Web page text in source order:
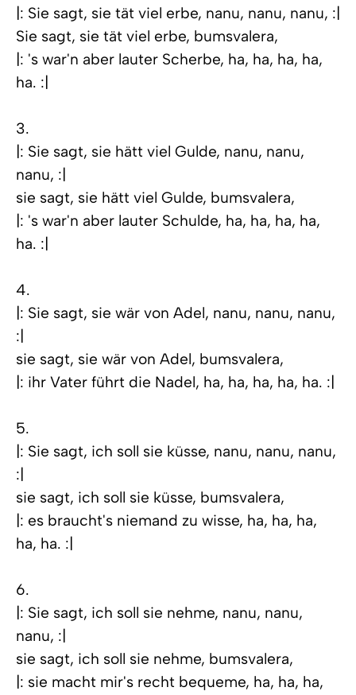
|: Sie sagt, sie tät viel erbe, nanu, nanu, nanu, :|
Sie sagt, sie tät viel erbe, bumsvalera,
|: 's war'n aber lauter Scherbe, ha, ha, ha, ha,
ha. :|
3.
|: Sie sagt, sie hätt viel Gulde, nanu, nanu,
nanu, :|
sie sagt, sie hätt viel Gulde, bumsvalera,
|: 's war'n aber lauter Schulde, ha, ha, ha, ha,
ha. :|
4.
|: Sie sagt, sie wär von Adel, nanu, nanu, nanu,
:|
sie sagt, sie wär von Adel, bumsvalera,
|: ihr Vater führt die Nadel, ha, ha, ha, ha, ha. :|
5.
|: Sie sagt, ich soll sie küsse, nanu, nanu, nanu,
:|
sie sagt, ich soll sie küsse, bumsvalera,
|: es braucht's niemand zu wisse, ha, ha, ha,
ha, ha. :|
6.
|: Sie sagt, ich soll sie nehme, nanu, nanu,
nanu, :|
sie sagt, ich soll sie nehme, bumsvalera,
|: sie macht mir's recht bequeme, ha, ha, ha,